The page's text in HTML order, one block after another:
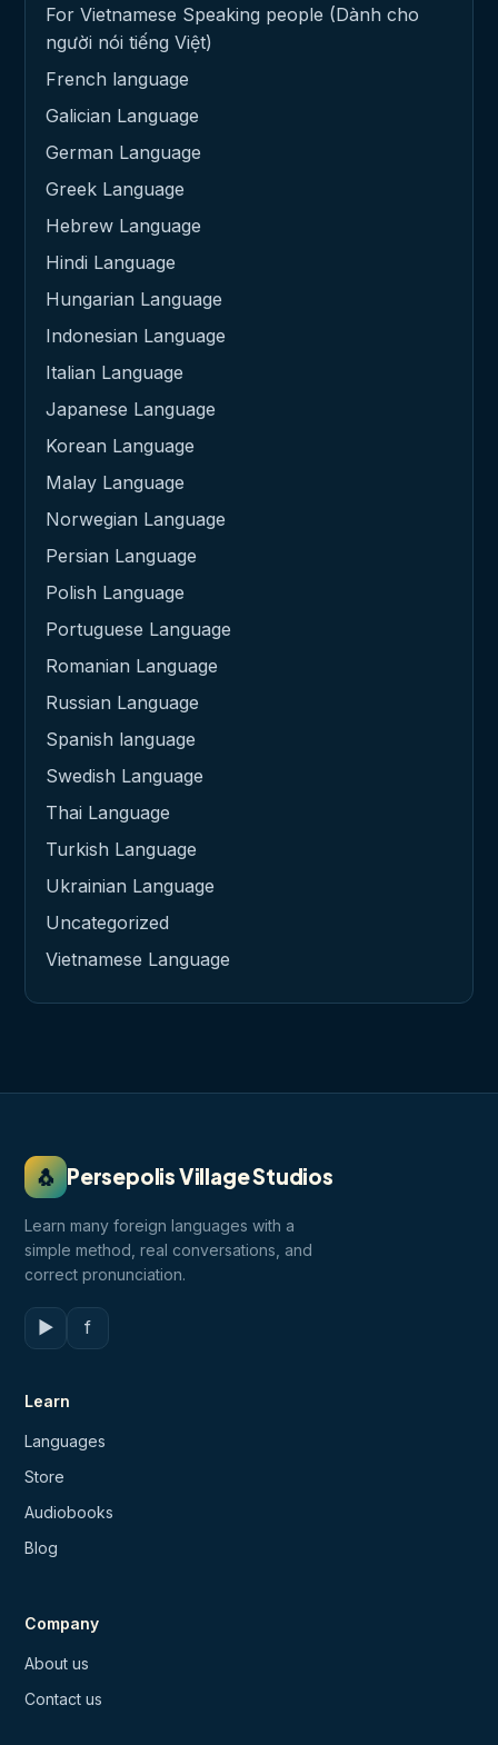
For Vietnamese Speaking people (Dành cho
người nói tiếng Việt)
French language
Galician Language
German Language
Greek Language
Hebrew Language
Hindi Language
Hungarian Language
Indonesian Language
Italian Language
Japanese Language
Korean Language
Malay Language
Norwegian Language
Persian Language
Polish Language
Portuguese Language
Romanian Language
Russian Language
Spanish language
Swedish Language
Thai Language
Turkish Language
Ukrainian Language
Uncategorized
Vietnamese Language
🐧 Persepolis Village Studios
Learn many foreign languages with a
simple method, real conversations, and
correct pronunciation.
▶ f
Learn
Languages
Store
Audiobooks
Blog
Company
About us
Contact us